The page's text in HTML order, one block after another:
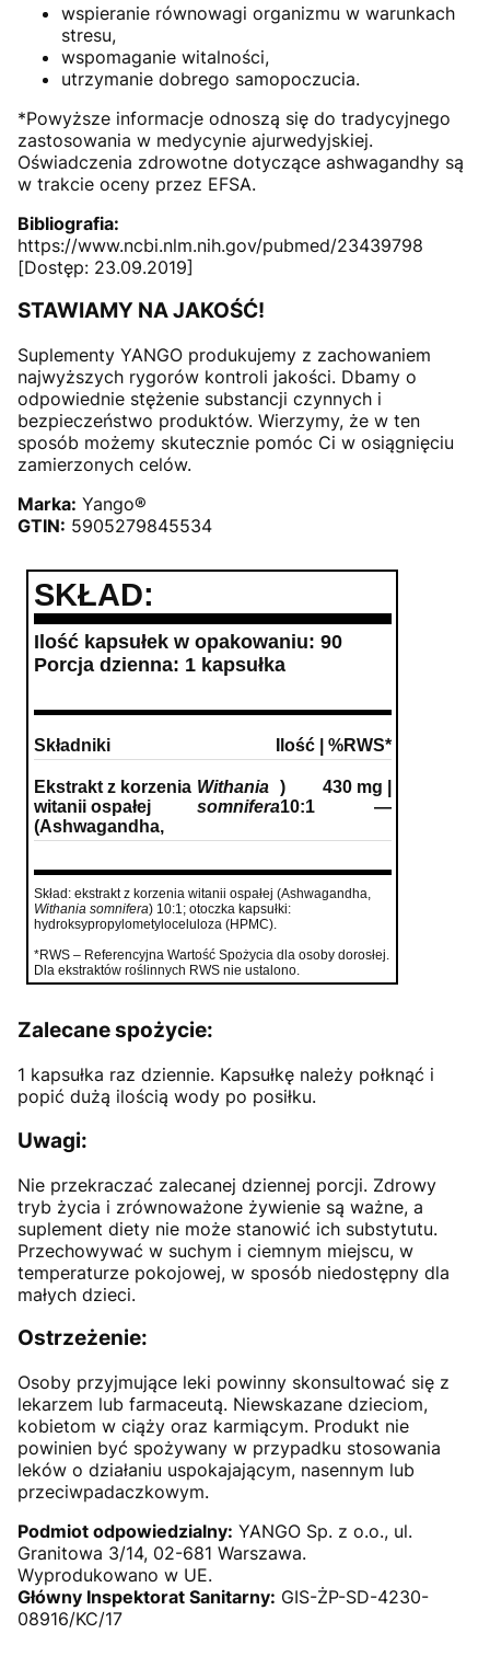
wspieranie równowagi organizmu w warunkach
stresu,
wspomaganie witalności,
utrzymanie dobrego samopoczucia.
*Powyższe informacje odnoszą się do tradycyjnego
zastosowania w medycynie ajurwedyjskiej.
Oświadczenia zdrowotne dotyczące ashwagandhy są
w trakcie oceny przez EFSA.
Bibliografia:
https://www.ncbi.nlm.nih.gov/pubmed/23439798
[Dostęp: 23.09.2019]
STAWIAMY NA JAKOŚĆ!
Suplementy YANGO produkujemy z zachowaniem
najwyższych rygorów kontroli jakości. Dbamy o
odpowiednie stężenie substancji czynnych i
bezpieczeństwo produktów. Wierzymy, że w ten
sposób możemy skutecznie pomóc Ci w osiągnięciu
zamierzonych celów.
Marka: Yango®
GTIN: 5905279845534
SKŁAD:
Ilość kapsułek w opakowaniu: 90
Porcja dzienna: 1 kapsułka
Składniki Ilość | %RWS*
Ekstrakt z korzenia
witanii ospałej
(Ashwagandha,
Withania
somnifera
)
10:1
430 mg |
—
Skład: ekstrakt z korzenia witanii ospałej (Ashwagandha,
Withania somnifera) 10:1; otoczka kapsułki:
hydroksypropylometyloceluloza (HPMC).
*RWS – Referencyjna Wartość Spożycia dla osoby dorosłej.
Dla ekstraktów roślinnych RWS nie ustalono.
Zalecane spożycie:
1 kapsułka raz dziennie. Kapsułkę należy połknąć i
popić dużą ilością wody po posiłku.
Uwagi:
Nie przekraczać zalecanej dziennej porcji. Zdrowy
tryb życia i zrównoważone żywienie są ważne, a
suplement diety nie może stanowić ich substytutu.
Przechowywać w suchym i ciemnym miejscu, w
temperaturze pokojowej, w sposób niedostępny dla
małych dzieci.
Ostrzeżenie:
Osoby przyjmujące leki powinny skonsultować się z
lekarzem lub farmaceutą. Niewskazane dzieciom,
kobietom w ciąży oraz karmiącym. Produkt nie
powinien być spożywany w przypadku stosowania
leków o działaniu uspokajającym, nasennym lub
przeciwpadaczkowym.
Podmiot odpowiedzialny: YANGO Sp. z o.o., ul.
Granitowa 3/14, 02-681 Warszawa.
Wyprodukowano w UE.
Główny Inspektorat Sanitarny: GIS-ŻP-SD-4230-
08916/KC/17